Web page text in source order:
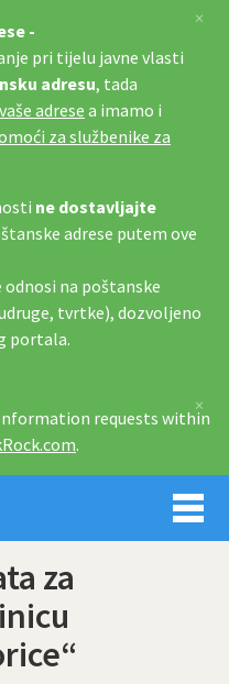
-
pri tijelu javne vlasti
adresu, tada
adrese a imamo i
za službenike za
ne dostavljajte
adrese putem ove
na poštanske
tvrtke), dozvoljeno
portala.
×
requests within
.
×
Imamo
za